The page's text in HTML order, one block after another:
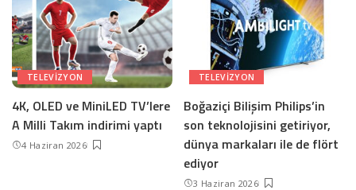
TELEVIZYON
4K, OLED ve MiniLED TV’lere
A Milli Takım indirimi yaptı
4 Haziran 2026
TELEVIZYON
Boğaziçi Bilişim Philips’in
son teknolojisini getiriyor,
dünya markaları ile de flört
ediyor
3 Haziran 2026